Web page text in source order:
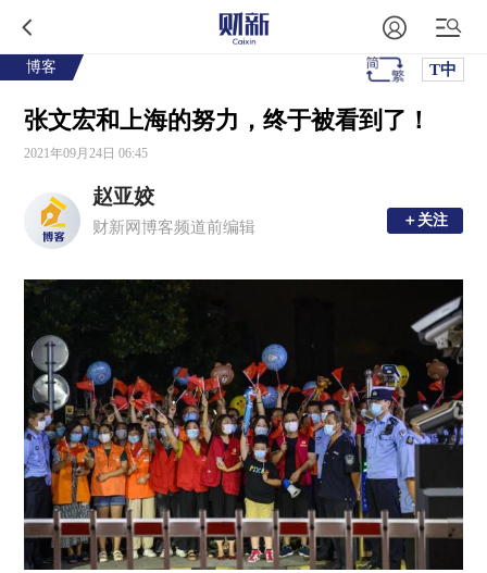
博客 T中
张文宏和上海的努力，终于被看到了！
2021年09月24日 06:45
赵亚姣
财新网博客频道前编辑 ＋关注
＋关注